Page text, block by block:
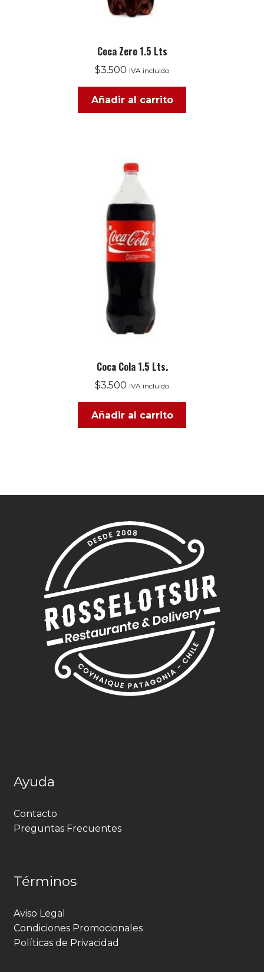
Coca Zero 1.5 Lts
$3.500 IVA incluido
Añadir al carrito
Coca Cola 1.5 Lts.
$3.500 IVA incluido
Añadir al carrito
Ayuda
Contacto
Preguntas Frecuentes
Términos
Aviso Legal
Condiciones Promocionales
Políticas de Privacidad